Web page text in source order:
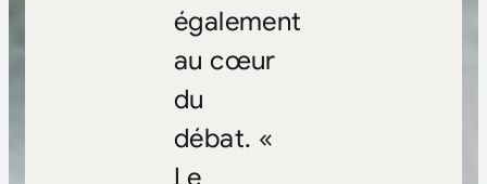
également
au cœur
du
débat. «
Le